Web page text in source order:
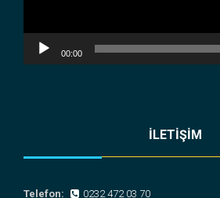
00:00
İLETİŞİM
Telefon: 0232 472 03 70